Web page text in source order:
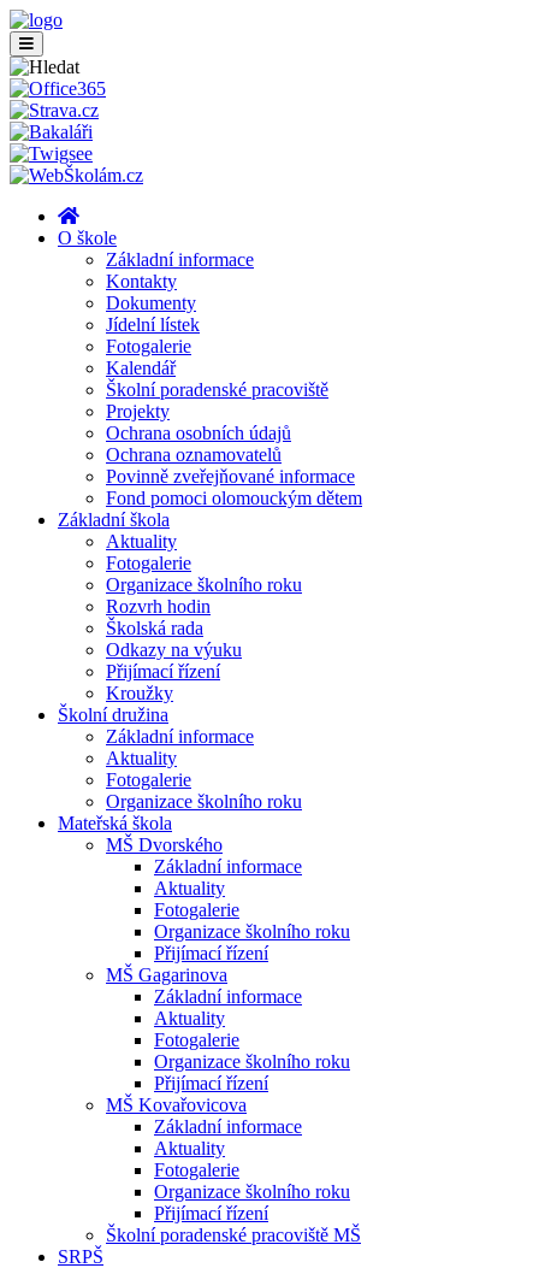
O škole
Základní informace
Kontakty
Dokumenty
Jídelní lístek
Fotogalerie
Kalendář
Školní poradenské pracoviště
Projekty
Ochrana osobních údajů
Ochrana oznamovatelů
Povinně zveřejňované informace
Fond pomoci olomouckým dětem
Základní škola
Aktuality
Fotogalerie
Organizace školního roku
Rozvrh hodin
Školská rada
Odkazy na výuku
Přijímací řízení
Kroužky
Školní družina
Základní informace
Aktuality
Fotogalerie
Organizace školního roku
Mateřská škola
MŠ Dvorského
Základní informace
Aktuality
Fotogalerie
Organizace školního roku
Přijímací řízení
MŠ Gagarinova
Základní informace
Aktuality
Fotogalerie
Organizace školního roku
Přijímací řízení
MŠ Kovařovicova
Základní informace
Aktuality
Fotogalerie
Organizace školního roku
Přijímací řízení
Školní poradenské pracoviště MŠ
SRPŠ